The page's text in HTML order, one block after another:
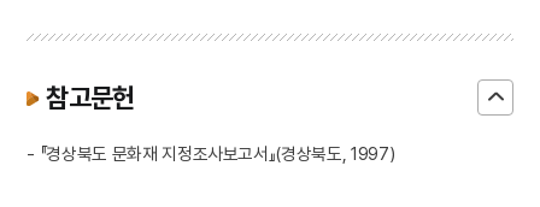
참고문헌
- 『경상북도 문화재 지정조사보고서』(경상북도, 1997)